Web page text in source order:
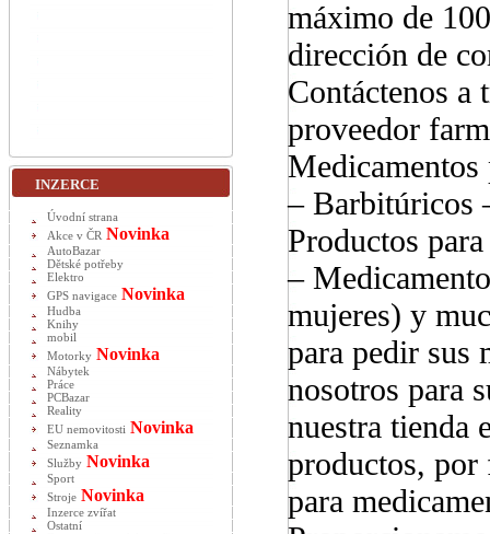
máximo de
dirección de
Contáctenos a
proveedor
– Barbitúricos
Productos
–
mujeres) y
para pedir sus
nosotros para
nuestra tienda
productos, por
para
INZERCE
Úvodní strana
Akce v ČR Novinka
AutoBazar
Dětské potřeby
Elektro
GPS navigace Novinka
Hudba
Knihy
mobil
Motorky Novinka
Nábytek
Práce
PCBazar
Reality
EU nemovitosti Novinka
Seznamka
Služby Novinka
Sport
Stroje Novinka
Inzerce zvířat
Ostatní